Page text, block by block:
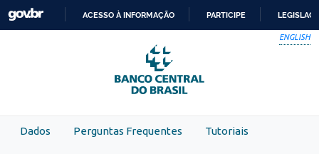
Skip to main content
PARA
O
CONTEÚDO
ACESSO À INFORMAÇÃO PARTICIPE
ENGLISH
Dados Perguntas Frequentes Tutoriais